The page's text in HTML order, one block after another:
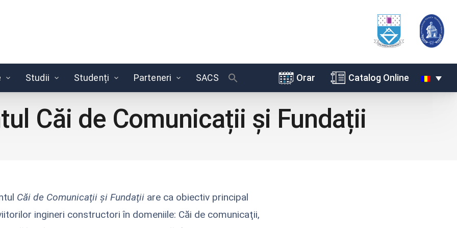
Studii Studenți Parteneri SACS Orar Catalog Online
Căi de Comunicații și Fundații
Căi de Comunicaţii şi Fundaţii are ca obiectiv principal
ingineri constructori în domeniile: Căi de comunicaţii,